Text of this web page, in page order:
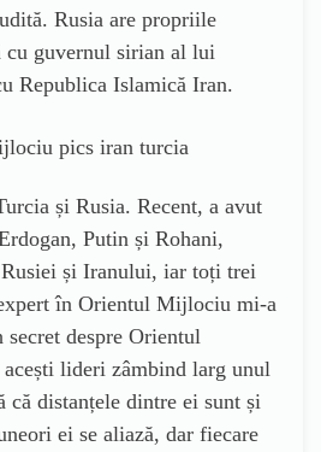
Rusia are propriile
cu guvernul sirian al lui
Republica Islamică Iran.
și Rusia. Recent, a avut
Putin și Rohani,
și Iranului, iar toți trei
în Orientul Mijlociu mi-a
despre Orientul
lideri zâmbind larg unul
că distanțele dintre ei sunt și
ei se aliază, dar fiecare